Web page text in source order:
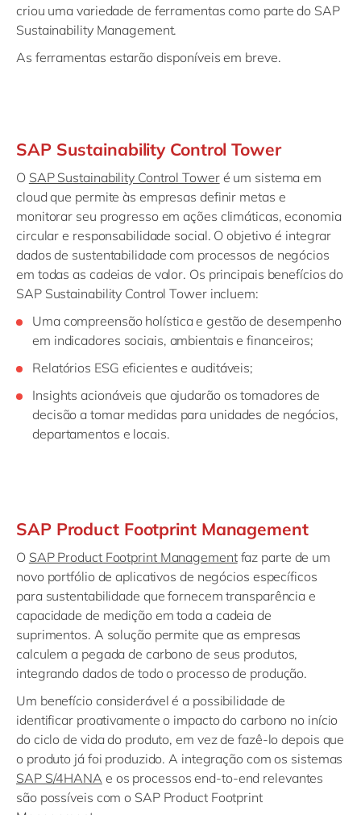
criou uma variedade de ferramentas como parte do SAP
Sustainability Management.
As ferramentas estarão disponíveis em breve.
SAP Sustainability Control Tower
O SAP Sustainability Control Toweré um sistema em
cloud que permite às empresas definir metas e
monitorar seu progresso em ações climáticas, economia
circular e responsabilidade social. O objetivo é integrar
dados de sustentabilidade com processos de negócios
em todas as cadeias de valor. Os principais benefícios do
SAP Sustainability Control Tower incluem:
Uma compreensão holística e gestão de desempenho
em indicadores sociais, ambientais e financeiros;
Relatórios ESG eficientes e auditáveis;
Insights acionáveis que ajudarão os tomadores de
decisão a tomar medidas para unidades de negócios,
departamentos e locais.
SAP Product Footprint Management
O SAP Product Footprint Managementfaz parte de um
novo portfólio de aplicativos de negócios específicos
para sustentabilidade que fornecem transparência e
capacidade de medição em toda a cadeia de
suprimentos. A solução permite que as empresas
calculem a pegada de carbono de seus produtos,
integrando dados de todo o processo de produção.
Um benefício considerável é a possibilidade de
identificar proativamente o impacto do carbono no início
do ciclo de vida do produto, em vez de fazê-lo depois que
o produto já foi produzido. A integração com os sistemas
SAP S/4HANA e os processos end-to-end relevantes
são possíveis com o SAP Product Footprint